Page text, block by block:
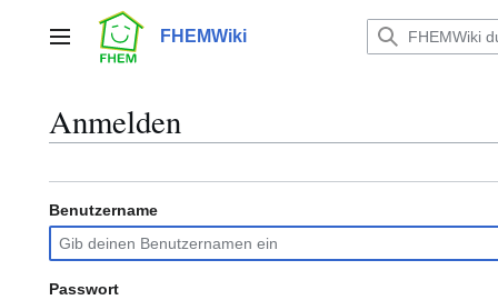
springenHauptmenü FHEMWiki
Anmelden
Benutzername
Passwort